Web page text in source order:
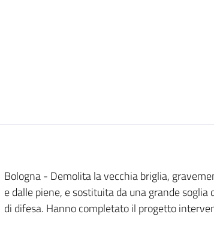
Introduzione
Bologna - Demolita la vecchia briglia,
e dalle piene, e sostituita da una grande
di difesa. Hanno completato il progetto